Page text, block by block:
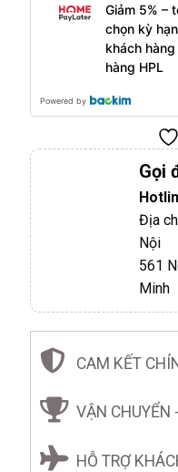
Giảm 5% –
chọn kỳ
khách
hàng HPL
Powered by
Gọi
Địa
Nội
561
Minh
CAM KẾT
VẬN CHUYỂN
HỖ TRỢ